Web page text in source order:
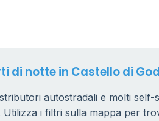
€di notte in Castello di
autostradali e molti self-
i filtri sulla mappa per